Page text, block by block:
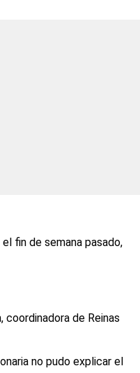
fin de semana pasado,
coordinadora de Reinas
no pudo explicar el